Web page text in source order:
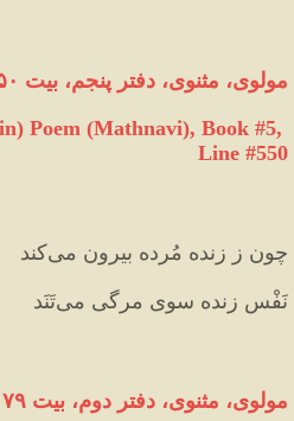
مولوی، مثنوی، دفتر پنجم، ‌بیت ۵۵۰
Poem (Mathnavi), Book #5,
Line #550
چون ز زنده مُرده بیرون می‌کند
نَفْسِ زنده سوی مرگی می‌تَنَد
مولوی، مثنوی، دفتر دوم، بیت ۱۰۷۹